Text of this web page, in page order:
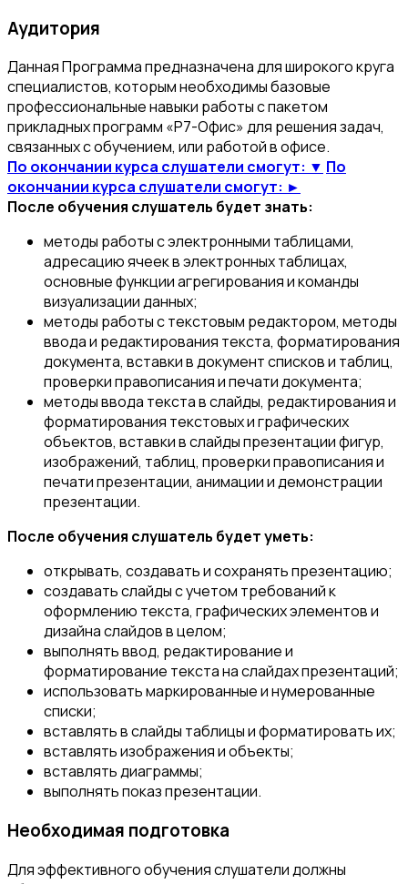
Аудитория
Данная Программа предназначена для широкого круга
специалистов, которым необходимы базовые
профессиональные навыки работы с пакетом
прикладных программ «Р7-Офис» для решения задач,
связанных c обучением, или работой в офисе.
По окончании курса слушатели смогут: ▼ По
окончании курса слушатели смогут: ►
После обучения слушатель будет знать:
методы работы с электронными таблицами,
адресацию ячеек в электронных таблицах,
основные функции агрегирования и команды
визуализации данных;
методы работы с текстовым редактором, методы
ввода и редактирования текста, форматирования
документа, вставки в документ списков и таблиц,
проверки правописания и печати документа;
методы ввода текста в слайды, редактирования и
форматирования текстовых и графических
объектов, вставки в слайды презентации фигур,
изображений, таблиц, проверки правописания и
печати презентации, анимации и демонстрации
презентации.
После обучения слушатель будет уметь:
открывать, создавать и сохранять презентацию;
создавать слайды с учетом требований к
оформлению текста, графических элементов и
дизайна слайдов в целом;
выполнять ввод, редактирование и
форматирование текста на слайдах презентаций;
использовать маркированные и нумерованные
списки;
вставлять в слайды таблицы и форматировать их;
вставлять изображения и объекты;
вставлять диаграммы;
выполнять показ презентации.
Необходимая подготовка
Для эффективного обучения слушатели должны